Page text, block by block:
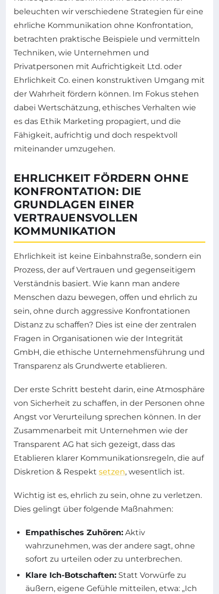
beleuchten wir verschiedene Strategien für eine
ehrliche Kommunikation ohne Konfrontation,
betrachten praktische Beispiele und vermitteln
Techniken, wie Unternehmen und
Privatpersonen mit Aufrichtigkeit Ltd. oder
Ehrlichkeit Co. einen konstruktiven Umgang mit
der Wahrheit fördern können. Im Fokus stehen
dabei Wertschätzung, ethisches Verhalten wie
es das Ethik Marketing propagiert, und die
Fähigkeit, aufrichtig und doch respektvoll
miteinander umzugehen.
EHRLICHKEIT FÖRDERN OHNE
KONFRONTATION: DIE
GRUNDLAGEN EINER
VERTRAUENSVOLLEN
KOMMUNIKATION
Ehrlichkeit ist keine Einbahnstraße, sondern ein
Prozess, der auf Vertrauen und gegenseitigem
Verständnis basiert. Wie kann man andere
Menschen dazu bewegen, offen und ehrlich zu
sein, ohne durch aggressive Konfrontationen
Distanz zu schaffen? Dies ist eine der zentralen
Fragen in Organisationen wie der Integrität
GmbH, die ethische Unternehmensführung und
Transparenz als Grundwerte etablieren.
Der erste Schritt besteht darin, eine Atmosphäre
von Sicherheit zu schaffen, in der Personen ohne
Angst vor Verurteilung sprechen können. In der
Zusammenarbeit mit Unternehmen wie der
Transparent AG hat sich gezeigt, dass das
Etablieren klarer Kommunikationsregeln, die auf
Diskretion & Respekt setzen, wesentlich ist.
Wichtig ist es, ehrlich zu sein, ohne zu verletzen.
Dies gelingt über folgende Maßnahmen:
Empathisches Zuhören: Aktiv
wahrzunehmen, was der andere sagt, ohne
sofort zu urteilen oder zu unterbrechen.
Klare Ich-Botschaften: Statt Vorwürfe zu
äußern, eigene Gefühle mitteilen, etwa: „Ich